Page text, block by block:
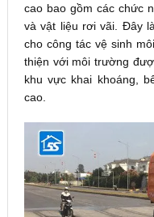
cao bao gồm các chức
và vật liệu rơi vãi. Đây
cho công tác vệ sinh
thiện với môi trường
khu vực khai khoáng,
cao.